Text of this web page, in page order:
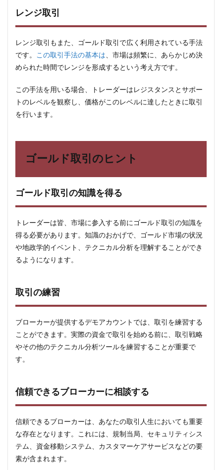
レンジ取引
レンジ取引もまた、ゴールド取引で広く利用されている手法
です。 この取引手法の基本は、市場は頻繁に、あらかじめ決
められた時間でレンジを形成するという考え方です。
この手法を用いる場合、トレーダーはレジスタンスとサポー
トのレベルを観察し、価格がこのレベルに達したときに取引
を行います。
ゴールド取引のヒント
ゴールド取引の知識を得る
トレーダーは皆、市場に参入する前にゴールド取引の知識を
得る必要があります。知識のおかげで、ゴールド市場の状況
や地政学的イベント、テクニカル分析を理解することができ
るようになります。
取引の練習
ブローカーが提供するデモアカウントでは、取引を練習する
ことができます。実際の資金で取引を始める前に、取引戦略
やその他のテクニカル分析ツールを練習することが重要で
す。
信頼できるブローカーに相談する
信頼できるブローカーは、あなたの取引人生においても重要
な存在となります。これには、規制当局、セキュリティシス
テム、資金移動システム、カスタマーケアサービスなどの要
素が含まれます。